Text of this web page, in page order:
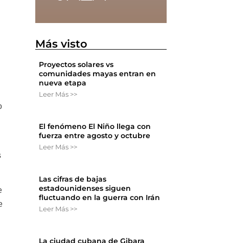
Más visto
Proyectos solares vs
comunidades mayas entran en
nueva etapa
Leer Más >>
El fenómeno El Niño llega con
fuerza entre agosto y octubre
Leer Más >>
Las cifras de bajas
estadounidenses siguen
fluctuando en la guerra con Irán
Leer Más >>
La ciudad cubana de Gibara